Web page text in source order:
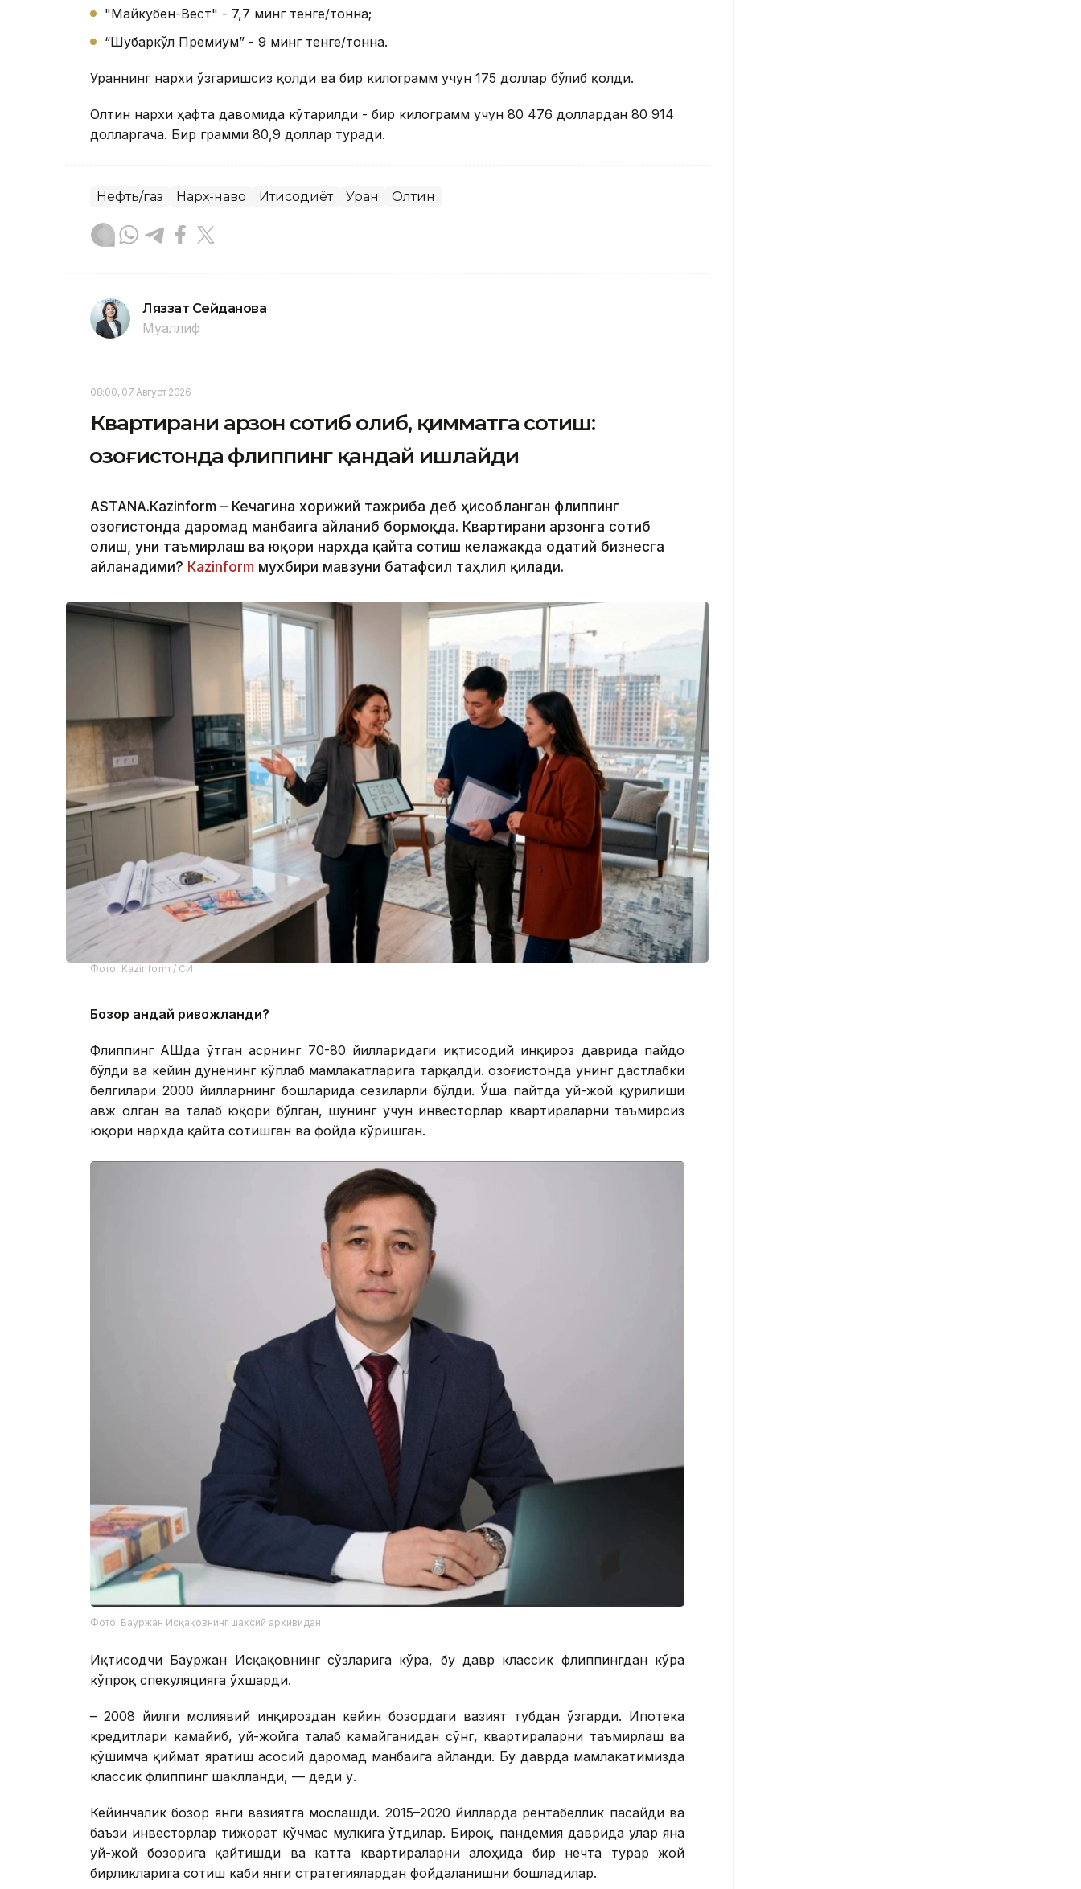
"Майкубен-Вест" - 7,7 минг тенге/тонна;
“Шубаркўл Премиум” - 9 минг тенге/тонна.
Ураннинг нархи ўзгаришсиз қолди ва бир килограмм учун 175 доллар бўлиб қолди.
Олтин нархи ҳафта давомида кўтарилди - бир килограмм учун 80 476 доллардан 80 914
долларгача. Бир грамми 80,9 доллар туради.
Нефть/газ Нарх-наво Иқтисодиёт Уран Олтин
Ляззат Сейданова
Муаллиф
08:00, 07 Август 2026
Квартирани арзон сотиб олиб, қимматга сотиш:
Қозоғистонда флиппинг қандай ишлайди
ASTANА.Кazinform – Кечагина хорижий тажриба деб ҳисобланган флиппинг
Қозоғистонда даромад манбаига айланиб бормоқда. Квартирани арзонга сотиб
олиш, уни таъмирлаш ва юқори нархда қайта сотиш келажакда одатий бизнесга
айланадими? Кazinform мухбири мавзуни батафсил таҳлил қилади.
Фото: Kazinform / СИ
Бозор қандай ривожланди?
Флиппинг АҚШда ўтган асрнинг 70-80 йилларидаги иқтисодий инқироз даврида пайдо
бўлди ва кейин дунёнинг кўплаб мамлакатларига тарқалди. Қозоғистонда унинг дастлабки
белгилари 2000 йилларнинг бошларида сезиларли бўлди. Ўша пайтда уй-жой қурилиши
авж олган ва талаб юқори бўлган, шунинг учун инвесторлар квартираларни таъмирсиз
юқори нархда қайта сотишган ва фойда кўришган.
Фото: Бауржан Исқақовнинг шахсий архивидан
Иқтисодчи Бауржан Исқақовнинг сўзларига кўра, бу давр классик флиппингдан кўра
кўпроқ спекуляцияга ўхшарди.
– 2008 йилги молиявий инқироздан кейин бозордаги вазият тубдан ўзгарди. Ипотека
кредитлари камайиб, уй-жойга талаб камайганидан сўнг, квартираларни таъмирлаш ва
қўшимча қиймат яратиш асосий даромад манбаига айланди. Бу даврда мамлакатимизда
классик флиппинг шаклланди, — деди у.
Кейинчалик бозор янги вазиятга мослашди. 2015–2020 йилларда рентабеллик пасайди ва
баъзи инвесторлар тижорат кўчмас мулкига ўтдилар. Бироқ, пандемия даврида улар яна
уй-жой бозорига қайтишди ва катта квартираларни алоҳида бир нечта турар жой
бирликларига сотиш каби янги стратегиялардан фойдаланишни бошладилар.